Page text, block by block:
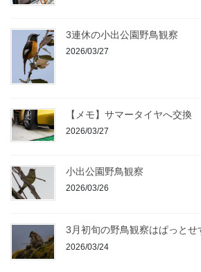
3連休の小出公園野鳥観察
2026/03/27
【メモ】サマータイヤへ交換
2026/03/27
小出公園野鳥観察
2026/03/26
3月初旬の野鳥観察はぱっとせ
2026/03/24